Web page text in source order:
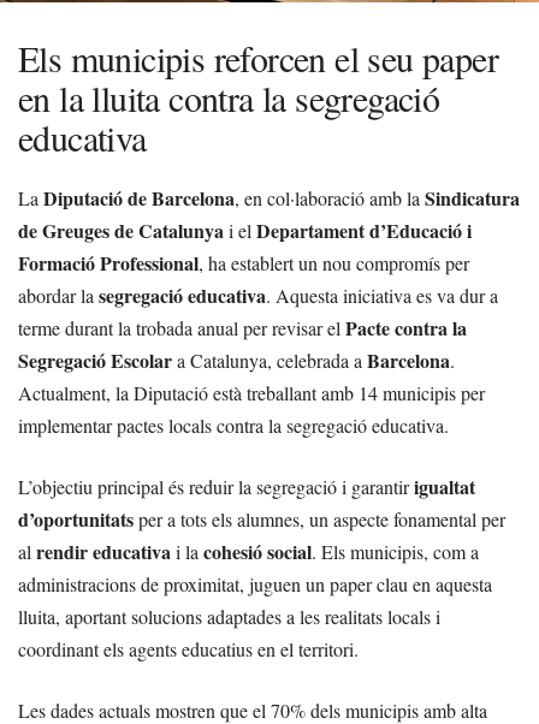
Els municipis reforcen el seu paper
en la lluita contra la segregació
educativa
La Diputació de Barcelona, en col·laboració amb la Sindicatura
de Greuges de Catalunyai el Departament d’Educació i
Formació Professional, ha establert un nou compromís per
abordar la segregació educativa. Aquesta iniciativa es va dur a
terme durant la trobada anual per revisar el Pacte contra la
Segregació Escolara Catalunya, celebrada a Barcelona.
Actualment, la Diputació està treballant amb 14 municipis per
implementar pactes locals contra la segregació educativa.
L’objectiu principal és reduir la segregació i garantirigualtat
d’oportunitatsper a tots els alumnes, un aspecte fonamental per
al rendir educativai la cohesió social. Els municipis, com a
administracions de proximitat, juguen un paper clau en aquesta
lluita, aportant solucions adaptades a les realitats locals i
coordinant els agents educatius en el territori.
Les dades actuals mostren que el 70% dels municipis amb alta